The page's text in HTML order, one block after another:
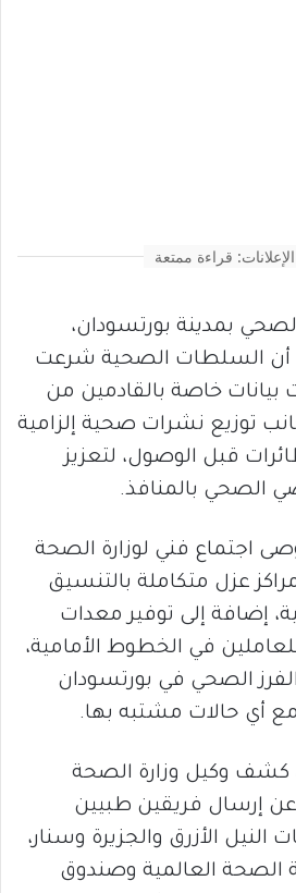
قراءة ممتعة
بمدينة بورتسودان،
أن السلطات الصحية شرعت
خاصة بالقادمين من
جانب توزيع نشرات صحية إلزامية
قبل الوصول، لتعزيز
الصحي بالمنافذ.
اجتماع فني لوزارة الصحة
عزل متكاملة بالتنسيق
إضافة إلى توفير معدات
في الخطوط الأمامية،
الصحي في بورتسودان
أي حالات مشتبه بها.
وكيل وزارة الصحة
عن إرسال فريقين طبيين
الأزرق والجزيرة وسنار،
الصحة العالمية وصندوق